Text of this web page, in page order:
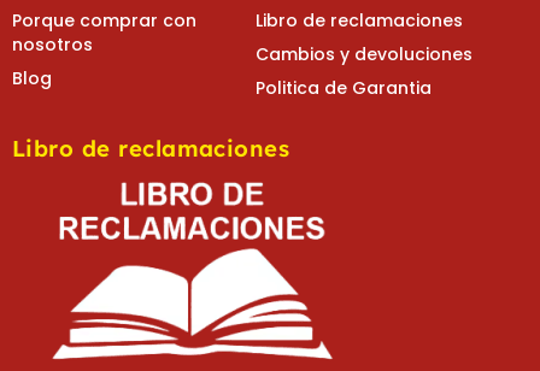
Porque comprar con
nosotros
Blog
Libro de reclamaciones
Cambios y devoluciones
Politica de Garantia
Libro de reclamaciones